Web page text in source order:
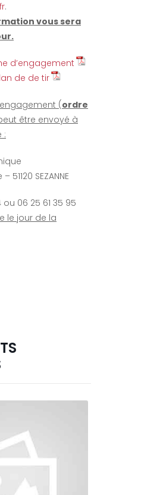
.
vous sera
d’engagement
de de tir
(ordre
être envoyé à
:
51120 SEZANNE
ou 06 25 61 35 95
le jour de la